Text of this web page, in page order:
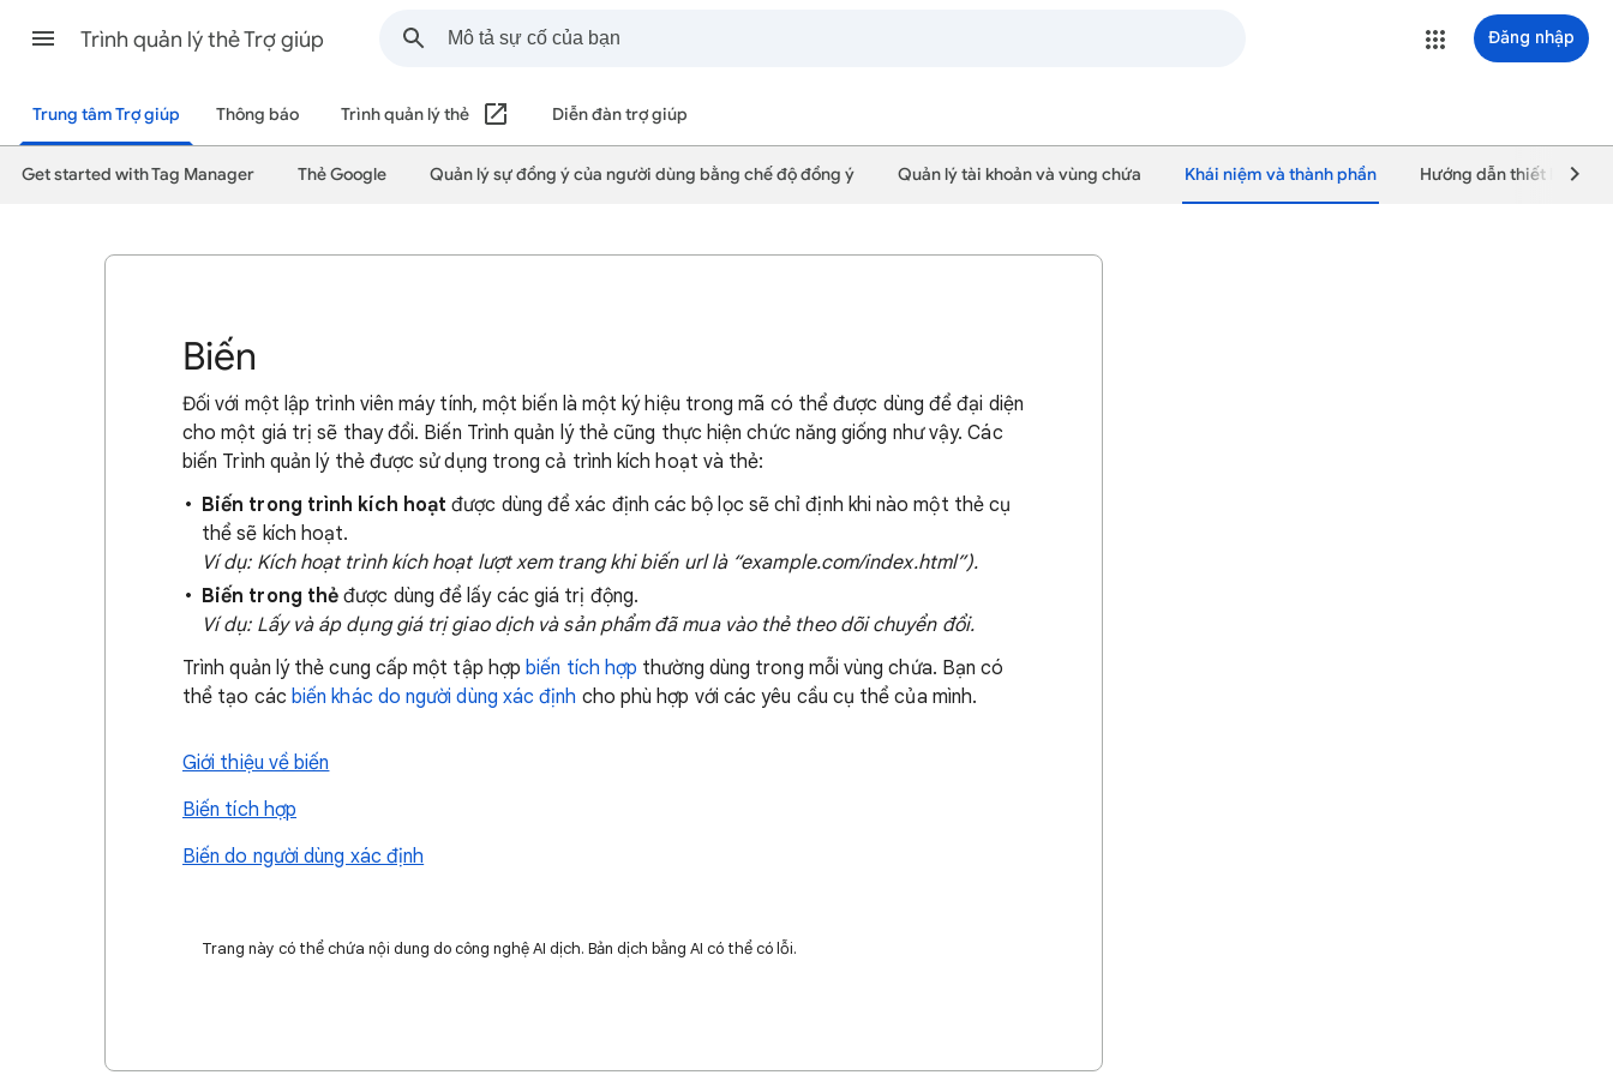
Trình quản lý thẻ Trợ giúp Đăng nhập
Trung tâm Trợ giúp Thông báo Trình quản lý thẻ Diễn đàn trợ giúp
Get started with Tag Manager Thẻ Google Quản lý sự đồng ý của người dùng bằng chế độ đồng ý Quản lý tài khoản và vùng chứa Khái niệm và thành phần Hướng dẫn thiết lập thẻ
Biến
Đối với một lập trình viên máy tính, một biến là một ký hiệu trong mã có thể được dùng để đại diện
cho một giá trị sẽ thay đổi. Biến Trình quản lý thẻ cũng thực hiện chức năng giống như vậy. Các
biến Trình quản lý thẻ được sử dụng trong cả trình kích hoạt và thẻ:
Biến trong trình kích hoạt được dùng để xác định các bộ lọc sẽ chỉ định khi nào một thẻ cụ
thể sẽ kích hoạt.
Ví dụ: Kích hoạt trình kích hoạt lượt xem trang khi biến url là “example.com/index.html”).
Biến trong thẻ được dùng để lấy các giá trị động.
Ví dụ: Lấy và áp dụng giá trị giao dịch và sản phẩm đã mua vào thẻ theo dõi chuyển đổi.
Trình quản lý thẻ cung cấp một tập hợpbiến tích hợp thường dùng trong mỗi vùng chứa. Bạn có
thể tạo các biến khác do người dùng xác định cho phù hợp với các yêu cầu cụ thể của mình.
Giới thiệu về biến
Biến tích hợp
Biến do người dùng xác định
Trang này có thể chứa nội dung do công nghệ AI dịch. Bản dịch bằng AI có thể có lỗi.